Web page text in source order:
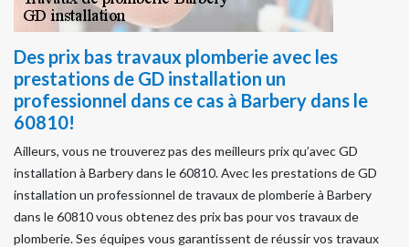
Des prix bas travaux plomberie avec les
prestations de GD installation un
professionnel dans ce cas à Barbery dans le
60810!
Ailleurs, vous ne trouverez pas des meilleurs prix qu’avec GD
installation à Barbery dans le 60810. Avec les prestations de GD
installation un professionnel de travaux de plomberie à Barbery
dans le 60810 vous obtenez des prix bas pour vos travaux de
plomberie. Ses équipes vous garantissent de réussir vos travaux